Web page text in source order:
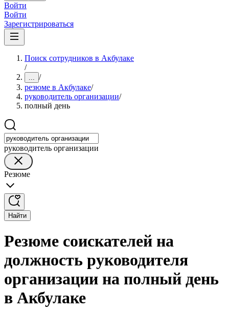
Войти
Войти
Зарегистрироваться
Поиск сотрудников в Акбулаке
/
... /
резюме в Акбулаке/
руководитель организации/
полный день
руководитель организации
Резюме
Найти
Резюме соискателей на
должность руководителя
организации на полный день
в Акбулаке